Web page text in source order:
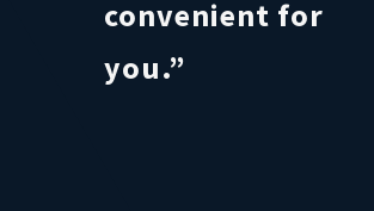
convenient for
you.”